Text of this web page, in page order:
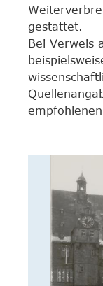
gestattet.
Bei Verweis